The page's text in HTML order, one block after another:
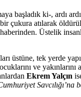
başladık ki-, ardı
çukura atılarak
Üstelik
üstüne, tek yerde
ve
Ekrem Yalçın
Savcılığı’na